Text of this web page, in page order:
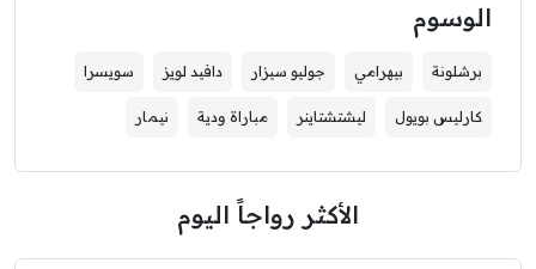
الوسوم
برشلونة بيهرامي جوليو سيزار دافيد لويز سويسرا
كارليس بويول ليشتشتاينر مباراة ودية نيمار
الأكثر رواجاً اليوم